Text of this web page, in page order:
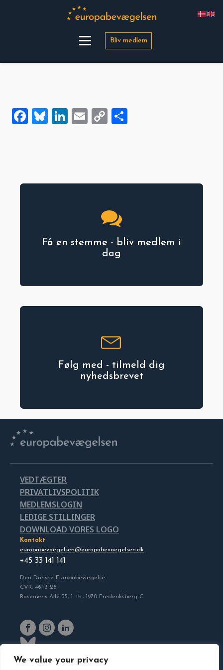
We value your privacy
Bliv medlem
Facebook
Bluesky
LinkedIn
EmailCopy
Få en stemme - bliv medlem i
dag
Følg med - tilmeld dig
nyhedsbrevet
VEDTÆGTER
PRIVATLIVSPOLITIK
MEDLEMSLOGIN
LEDIGE STILLINGER
DOWNLOAD VORES LOGO
Kontakt
europabevaegelsen@europabevaegelsen.dk
+45 33 141 141
Den Danske Europabevægelse
CVR: 46113128
Rosenørns Allé 35, 1. th., 1970 Frederiksberg C.